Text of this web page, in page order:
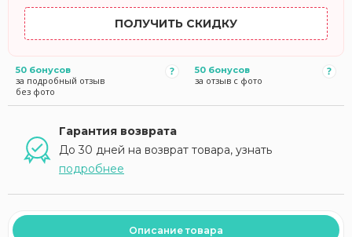
ПОЛУЧИТЬ СКИДКУ
50 бонусов
за подробный отзыв
без фото
50 бонусов
за отзыв с фото
Гарантия возврата
До 30 дней на возврат товара, узнать
подробнее
Описание товара